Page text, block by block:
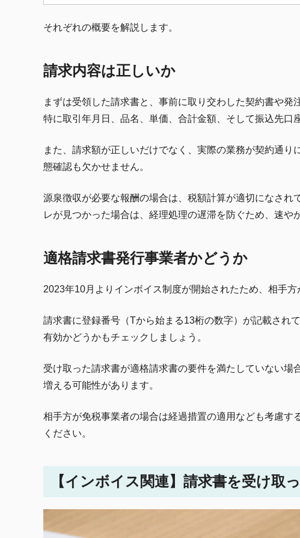
それぞれの概要を解説します。
請求内容は正しいか
まずは受領した請求書と、事前に取り交わした契約書や発
特に取引年月日、品名、単価、合計金額、そして振込先口
また、請求額が正しいだけでなく、実際の業務が契約通
態確認も欠かせません。
源泉徴収が必要な報酬の場合は、税額計算が適切になさ
レが見つかった場合は、経理処理の遅滞を防ぐため、速や
適格請求書発行事業者かどうか
2023年10月よりインボイス制度が開始されたため、相手
請求書に登録番号（Tから始まる13桁の数字）が記載され
有効かどうかもチェックしましょう。
受け取った請求書が適格請求書の要件を満たしていない
増える可能性があります。
相手方が免税事業者の場合は経過措置の適用なども考慮
ください。
【インボイス関連】請求書を受け取